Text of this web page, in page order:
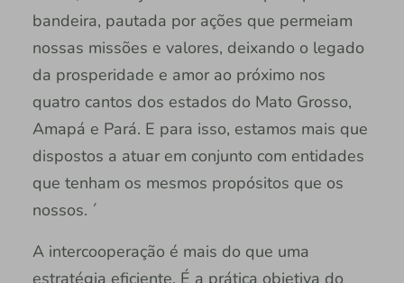
bandeira, pautada por ações que permeiam
nossas missões e valores, deixando o legado
da prosperidade e amor ao próximo nos
quatro cantos dos estados do Mato Grosso,
Amapá e Pará. E para isso, estamos mais que
dispostos a atuar em conjunto com entidades
que tenham os mesmos propósitos que os
nossos. ´
A intercooperação é mais do que uma